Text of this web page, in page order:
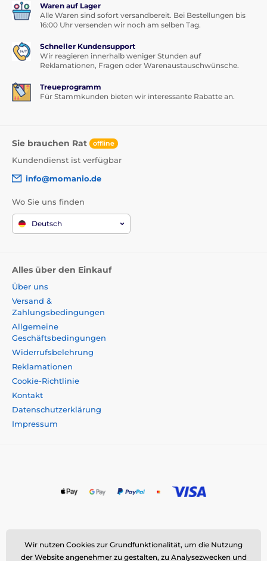
Waren auf Lager
Alle Waren sind sofort versandbereit. Bei Bestellungen bis
16:00 Uhr versenden wir noch am selben Tag.
Schneller Kundensupport
Wir reagieren innerhalb weniger Stunden auf
Reklamationen, Fragen oder Warenaustauschwünsche.
Treueprogramm
Für Stammkunden bieten wir interessante Rabatte an.
Sie brauchen Rat offline
Kundendienst ist verfügbar
info@momanio.de
Wo Sie uns finden
Deutsch
Alles über den Einkauf
Über uns
Versand &
Zahlungsbedingungen
Allgemeine
Geschäftsbedingungen
Widerrufsbelehrung
Reklamationen
Cookie-Richtlinie
Kontakt
Datenschutzerklärung
Impressum
Momanio s.r.o., Okružní 361/14, 747 18 Píšť, Tschechische
Republik
Wir nutzen Cookies zur Grundfunktionalität, um die Nutzung
der Website angenehmer zu gestalten, zu Analysezwecken und